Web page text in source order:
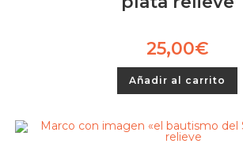
25,00€
Añadir al carrito